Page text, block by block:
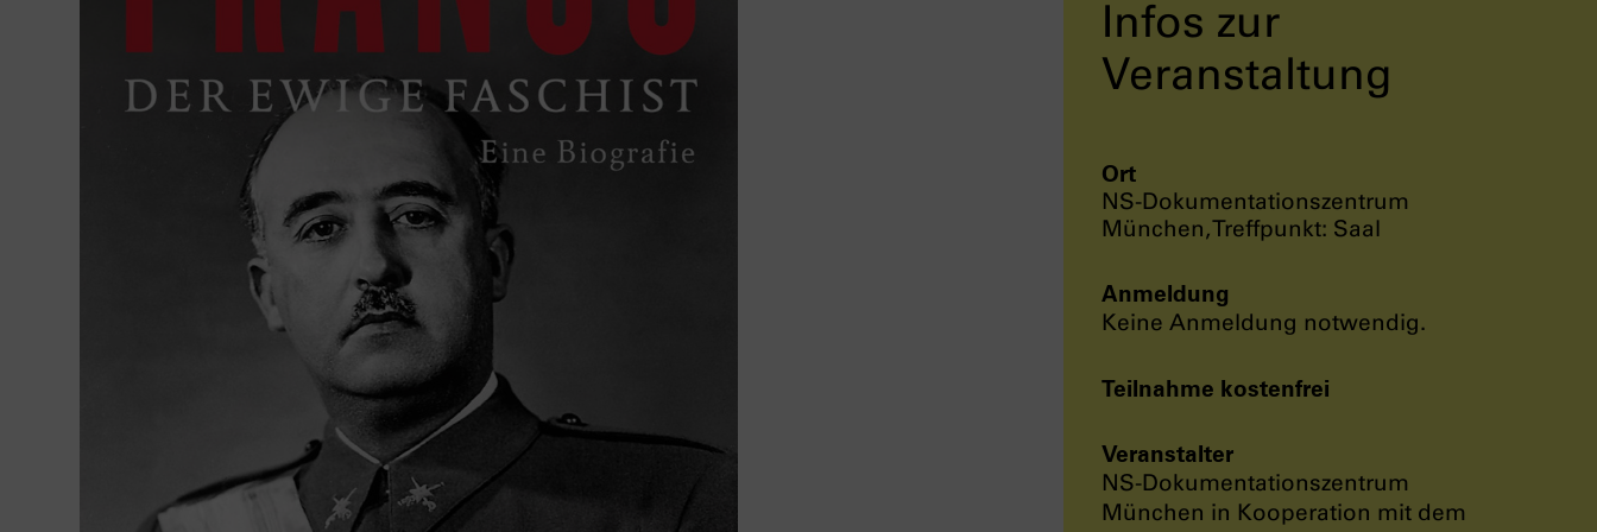
Infos zur
Veranstaltung
Ort
NS-Dokumentationszentrum
München, Treffpunkt: Saal
Anmeldung
Keine Anmeldung notwendig.
Teilnahme kostenfrei
Veranstalter
NS-Dokumentationszentrum
München in Kooperation mit dem